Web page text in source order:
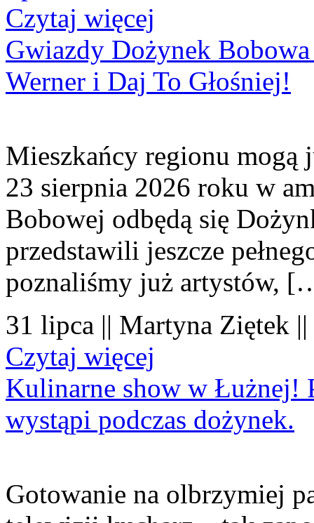
Czytaj więcej
Gwiazdy Dożynek Bobowa
Werner i Daj To Głośniej!
Mieszkańcy regionu mogą
23 sierpnia 2026 roku w
Bobowej odbędą się
przedstawili jeszcze
poznaliśmy już artystów,
31 lipca || Martyna Ziętek
Czytaj więcej
Kulinarne show w Łużnej!
wystąpi podczas dożynek.
Gotowanie na olbrzymiej